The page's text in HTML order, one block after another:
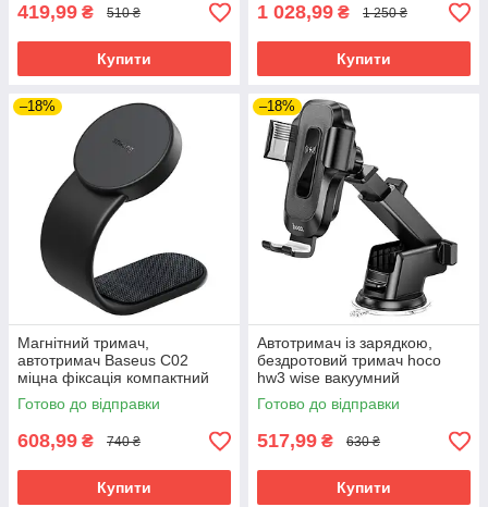
419,99 ₴ 510 ₴
Купити
1 028,99 ₴ 1 250 ₴
Купити
–18%
Магнітний тримач,
автотримач Baseus C02
міцна фіксація компактний
дизайн
Готово до відправки
608,99 ₴ 740 ₴
Купити
–18%
Автотримач із зарядкою,
бездротовий тримач hoco
hw3 wise вакуумний
кронштейн 15 вт швидка
зарядка
Готово до відправки
517,99 ₴ 630 ₴
Купити